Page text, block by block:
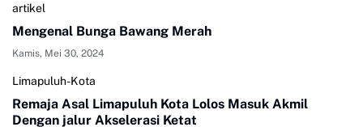
artikel
Mengenal Bunga Bawang Merah
Kamis, Mei 30, 2024
Limapuluh-Kota
Remaja Asal Limapuluh Kota Lolos Masuk Akmil
Dengan jalur Akselerasi Ketat